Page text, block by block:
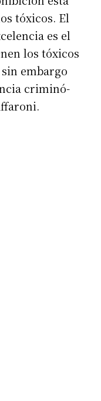
tóxicos. El
es el
los tóxicos
embargo
criminó-